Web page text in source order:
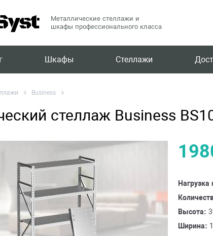
Металлические стеллажи и
шкафы профессионального класса
Шкафы Стеллажи
Business
стеллаж Business
Нагрузка
Высота:
Ширина: